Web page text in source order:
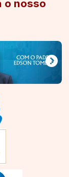
o nosso